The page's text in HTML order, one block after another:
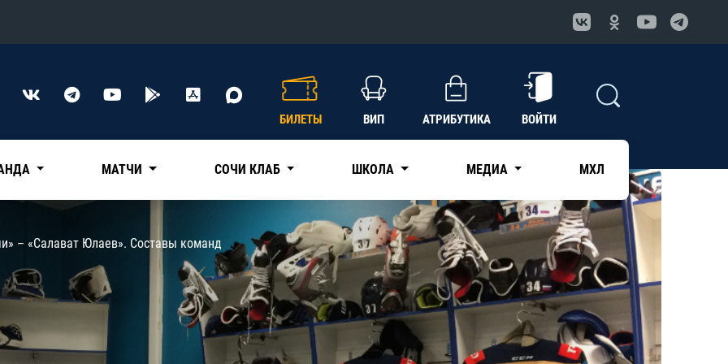
Конференция «Восток»
Трактор
Дивизион Чернышева
КХЛ
БИЛЕТЫ ВИП АТРИБУТИКА ВОЙТИ
МАТЧИ СОЧИ КЛАБ ШКОЛА МЕДИА МХЛ
– «Салават Юлаев». Составы команд